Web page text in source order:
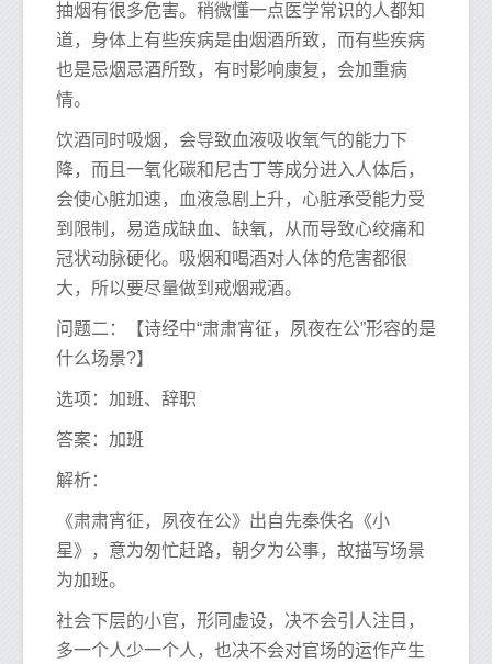
抽烟有很多危害。稍微懂一点医学常识的人都知
道，身体上有些疾病是由烟酒所致，而有些疾病
也是忌烟忌酒所致，有时影响康复，会加重病
情。
饮酒同时吸烟，会导致血液吸收氧气的能力下
降，而且一氧化碳和尼古丁等成分进入人体后，
会使心脏加速，血液急剧上升，心脏承受能力受
到限制，易造成缺血、缺氧，从而导致心绞痛和
冠状动脉硬化。吸烟和喝酒对人体的危害都很
大，所以要尽量做到戒烟戒酒。
问题二：【诗经中“肃肃宵征，夙夜在公”形容的是
什么场景?】
选项：加班、辞职
答案：加班
解析：
《肃肃宵征，夙夜在公》出自先秦佚名《小
星》，意为匆忙赶路，朝夕为公事，故描写场景
为加班。
社会下层的小官，形同虚设，决不会引人注目，
多一个人少一个人，也决不会对官场的运作产生